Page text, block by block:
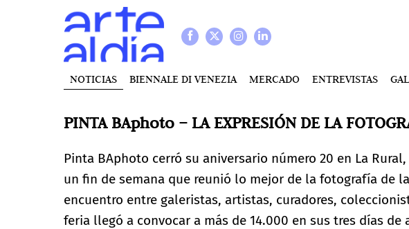
NOTICIAS BIENNALE DI VENEZIA MERCADO ENTREVISTAS
PINTA BAphoto – LA EXPRESIÓN DE LA
Pinta BAphoto cerró su aniversario número 20 en La
un fin de semana que reunió lo mejor de la fotografía de
encuentro entre galeristas, artistas, curadores,
feria llegó a convocar a más de 14.000 en sus tres días